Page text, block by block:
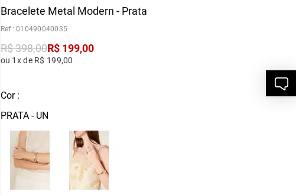
Bracelete Metal Modern - Prata
:010490040035
R$398,00R$ 199,00
ou 1x de R$ 199,00
Cor :
PRATA - UN